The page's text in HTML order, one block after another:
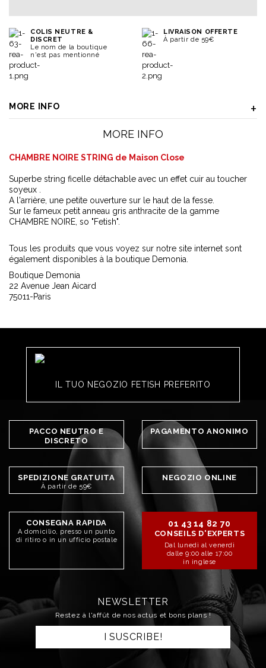
COLIS NEUTRE &
DISCRET
Le nom de la boutique
n'est pas mentionné
LIVRAISON OFFERTE
À partir de 59€
MORE INFO
MORE INFO
CHAMBRE NOIRE STRING de Maison Close
Superbe string ficelle détachable avec un effet cuir au toucher
soyeux .
A l'arrière, une petite ouverture sur le haut de la fesse.
Sur le fameux petit anneau gris anthracite de la gamme
CHAMBRE NOIRE, so "Fetish".
Tous les produits que vous voyez sur notre site internet sont
également disponibles à la boutique Demonia.
Boutique Demonia
22 Avenue Jean Aicard
75011-Paris
IL TUO NEGOZIO FETISH PREFERITO
PACCO NEUTRO E
DISCRETO
PAGAMENTO ANONIMO
SPEDIZIONE GRATUITA
À partir de 59€
NEGOZIO ONLINE
CONSEGNA RAPIDA
A domicilio, presso un punto
di ritiro o in un ufficio postale
01 43 14 82 70
CONSEILS D'EXPERTS
Dal lunedì al venerdì
dalle 9:00 alle 17:00
in inglese
NEWSLETTER
Restez à l'affût de nos actus et bons plans !
I SUSCRIBE!